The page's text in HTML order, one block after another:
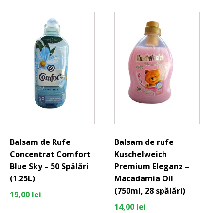
Balsam de Rufe
Concentrat Comfort
Blue Sky – 50 Spălări
(1.25L)
19,00 lei
Balsam de rufe
Kuschelweich
Premium Eleganz –
Macadamia Oil
(750ml, 28 spălări)
14,00 lei